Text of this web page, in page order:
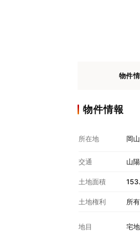
物件
物件情報
所在地 岡
交通 山
土地面積
土地権利 所
地目 宅地